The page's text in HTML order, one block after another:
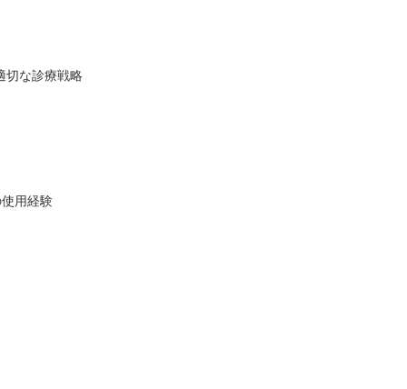
切な診療戦略
用経験